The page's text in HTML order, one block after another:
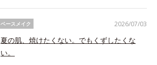
ベースメイク
夏の肌、焼けたくない。でもくずしたくな
い。
2026/07/03